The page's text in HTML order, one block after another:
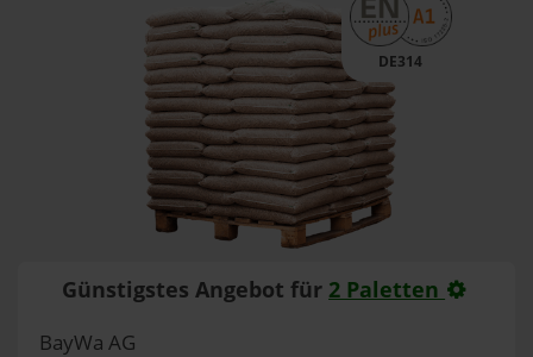
DE314
Günstigstes Angebot für 2 Paletten
BayWa AG